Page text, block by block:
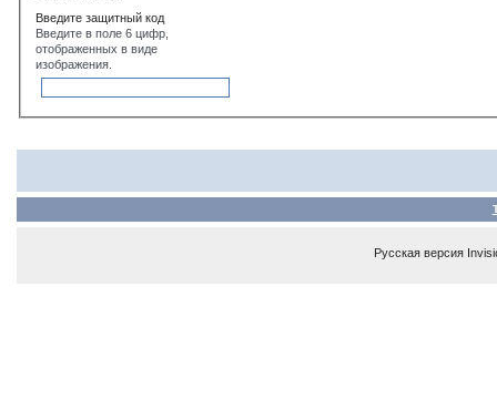
Введите защитный код
Введите в поле 6 цифр,
отображенных в виде
изображения.
Русская версия